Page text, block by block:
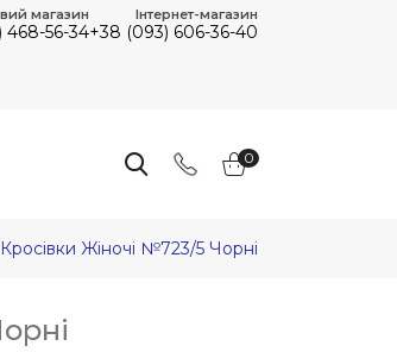
магазин
468-56-34
Інтернет-магазин
+38 (093) 606-36-40
0
Кросівки Жіночі №723/5 Чорні